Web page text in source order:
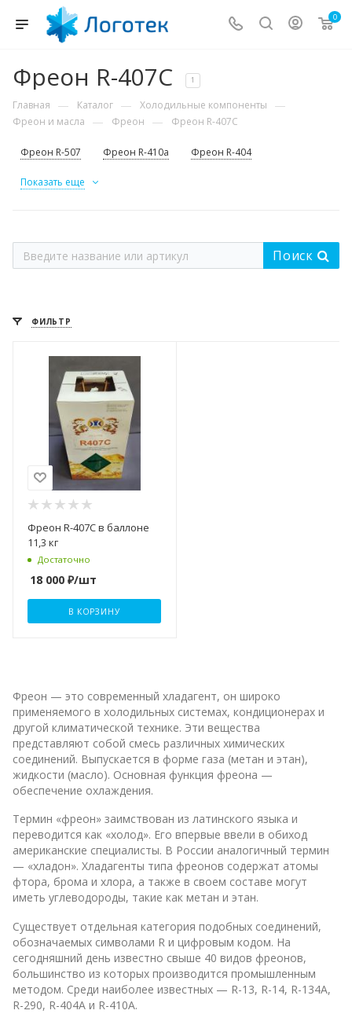
0
Фреон R-407С 1
Главная — Каталог — Холодильные компоненты —
Фреон и масла — Фреон — Фреон R-407С
Фреон R-507 Фреон R-410a Фреон R-404
Показать еще
Поиск
ФИЛЬТР
Фреон R-407С в баллоне
11,3 кг
Достаточно
18 000 ₽/шт
В КОРЗИНУ
Фреон — это современный хладагент, он широко
применяемого в холодильных системах, кондиционерах и
другой климатической технике. Эти вещества
представляют собой смесь различных химических
соединений. Выпускается в форме газа (метан и этан),
жидкости (масло). Основная функция фреона —
обеспечение охлаждения.
Термин «фреон» заимствован из латинского языка и
переводится как «холод». Его впервые ввели в обиход
американские специалисты. В России аналогичный термин
— «хладон». Хладагенты типа фреонов содержат атомы
фтора, брома и хлора, а также в своем составе могут
иметь углеводороды, такие как метан и этан.
Существует отдельная категория подобных соединений,
обозначаемых символами R и цифровым кодом. На
сегодняшний день известно свыше 40 видов фреонов,
большинство из которых производится промышленным
методом. Среди наиболее известных — R-13, R-14, R-134A,
R-290, R-404A и R-410A.